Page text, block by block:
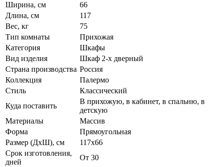
Ширина, см
66
Длина, см
117
Вес, кг
75
Тип комнаты
Прихожая
Категория
Шкафы
Вид изделия
Шкаф 2-х дверный
Страна производства Россия
Коллекция
Палермо
Стиль
Классический
Куда поставить
В прихожую, в кабинет, в спальню, в
детскую
Материалы
Массив
Форма
Прямоугольная
Размер (ДхШ), см
117х66
Срок изготовления,
дней
От 30